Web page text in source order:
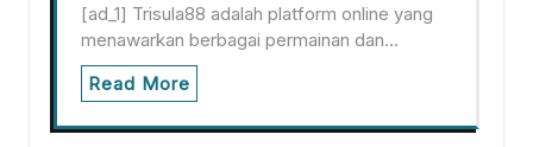
[ad_1] Trisula88 adalah platform online yang
menawarkan berbagai permainan dan…
Read More